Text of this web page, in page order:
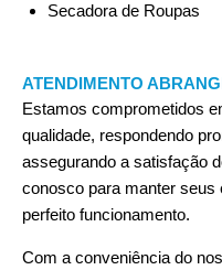
Secadora de Roupas
ATENDIMENTO
Estamos comprometidos
qualidade, respondendo
assegurando a satisfação
conosco para manter
perfeito funcionamento.
Com a conveniência do